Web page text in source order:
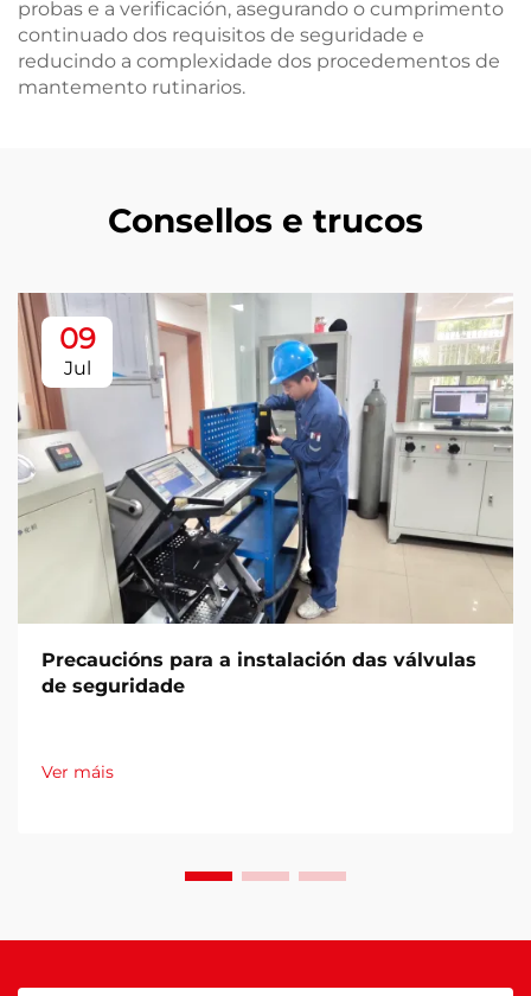
probas e a verificación, asegurando o cumprimento
continuado dos requisitos de seguridade e
reducindo a complexidade dos procedementos de
mantemento rutinarios.
Consellos e trucos
09
Jul
Precaucións para a instalación das válvulas
de seguridade
Ver máis